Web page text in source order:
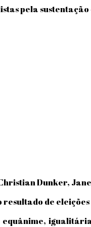
pela
Dunker,
resultado de